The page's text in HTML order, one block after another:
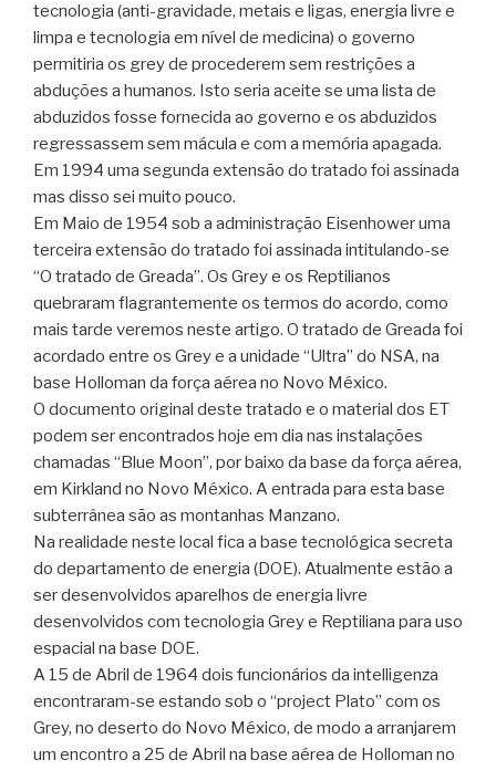
tecnologia (anti-gravidade, metais e ligas, energia livre e
limpa e tecnologia em nível de medicina) o governo
permitiria os grey de procederem sem restrições a
abduções a humanos. Isto seria aceite se uma lista de
abduzidos fosse fornecida ao governo e os abduzidos
regressassem sem mácula e com a memória apagada.
Em 1994 uma segunda extensão do tratado foi assinada
mas disso sei muito pouco.
Em Maio de 1954 sob a administração Eisenhower uma
terceira extensão do tratado foi assinada intitulando-se
“O tratado de Greada”. Os Grey e os Reptilianos
quebraram flagrantemente os termos do acordo, como
mais tarde veremos neste artigo. O tratado de Greada foi
acordado entre os Grey e a unidade “Ultra” do NSA, na
base Holloman da força aérea no Novo México.
O documento original deste tratado e o material dos ET
podem ser encontrados hoje em dia nas instalações
chamadas “Blue Moon”, por baixo da base da força aérea,
em Kirkland no Novo México. A entrada para esta base
subterrânea são as montanhas Manzano.
Na realidade neste local fica a base tecnológica secreta
do departamento de energia (DOE). Atualmente estão a
ser desenvolvidos aparelhos de energia livre
desenvolvidos com tecnologia Grey e Reptiliana para uso
espacial na base DOE.
A 15 de Abril de 1964 dois funcionários da intelligenza
encontraram-se estando sob o “project Plato” com os
Grey, no deserto do Novo México, de modo a arranjarem
um encontro a 25 de Abril na base aérea de Holloman no